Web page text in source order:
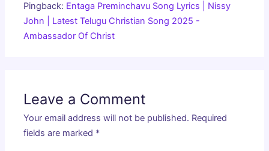
Pingback: Entaga Preminchavu Song Lyrics | Nissy
John | Latest Telugu Christian Song 2025 -
Ambassador Of Christ
Leave a Comment
Your email address will not be published. Required
fields are marked *